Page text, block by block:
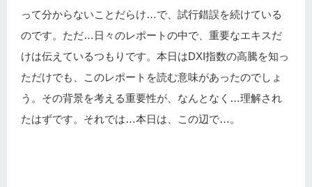
って分からないことだらけ…で、試行錯誤を続けている
のです。ただ…日々のレポートの中で、重要なエキスだ
けは伝えているつもりです。本日はDXI指数の高騰を知っ
ただけでも、このレポートを読む意味があったのでしょ
う。その背景を考える重要性が、なんとなく…理解され
たはずです。それでは…本日は、この辺で…。